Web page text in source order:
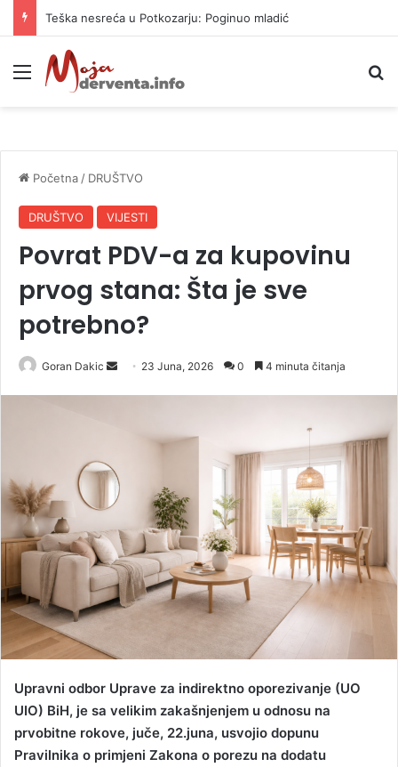
Vrućine ne prestaju: Danas i do 38 stepeni
Meni
Početna / DRUŠTVO
DRUŠTVO VIJESTI
Povrat PDV-a za kupovinu
prvog stana: Šta je sve
potrebno?
Goran Dakic
e
a
i
l
23 Juna, 2026 0 4 minuta čitanja
Upravni odbor Uprave za indirektno oporezivanje (UO
UIO) BiH, je sa velikim zakašnjenjem u odnosu na
prvobitne rokove, juče, 22.juna, usvojio dopunu
Pravilnika o primjeni Zakona o porezu na dodatu